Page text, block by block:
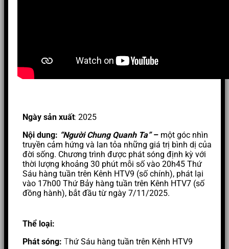
Ngày sản xuất: 2025
Nội dung: “Người Chung Quanh Ta”– một góc nhìn
truyền cảm hứng và lan tỏa những giá trị bình dị của
đời sống. Chương trình được phát sóng định kỳ với
thời lượng khoảng 30 phút mỗi số vào 20h45 Thứ
Sáu hàng tuần trên Kênh HTV9 (số chính), phát lại
vào 17h00 Thứ Bảy hàng tuần trên Kênh HTV7 (số
đồng hành), bắt đầu từ ngày 7/11/2025.
Thể loại:
Phát sóng: Thứ Sáu hàng tuần trên Kênh HTV9